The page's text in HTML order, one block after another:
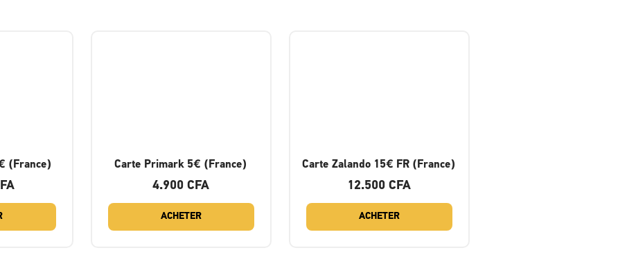
(France) Carte Primark 5€ (France)
4.900CFA
ACHETER
Carte Zalando 15€ FR (France)
12.500CFA
ACHETER